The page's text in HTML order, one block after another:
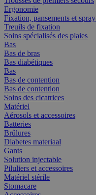
Ergonomie
Fixation, pansements et spray
Treuils de fixation
Soins spécialisés des plaies
Bas
Bas de bras
Bas diabétiques
Bas
Bas de contention
Bas de contention
Soins des cicatrices
Matériel
Aérosols et accessoires
Batteries
Brûlures
Diabetes materiaal
Gants
Solution injectable
Piluliers et accessoires
Matériel stérile
Stomacare